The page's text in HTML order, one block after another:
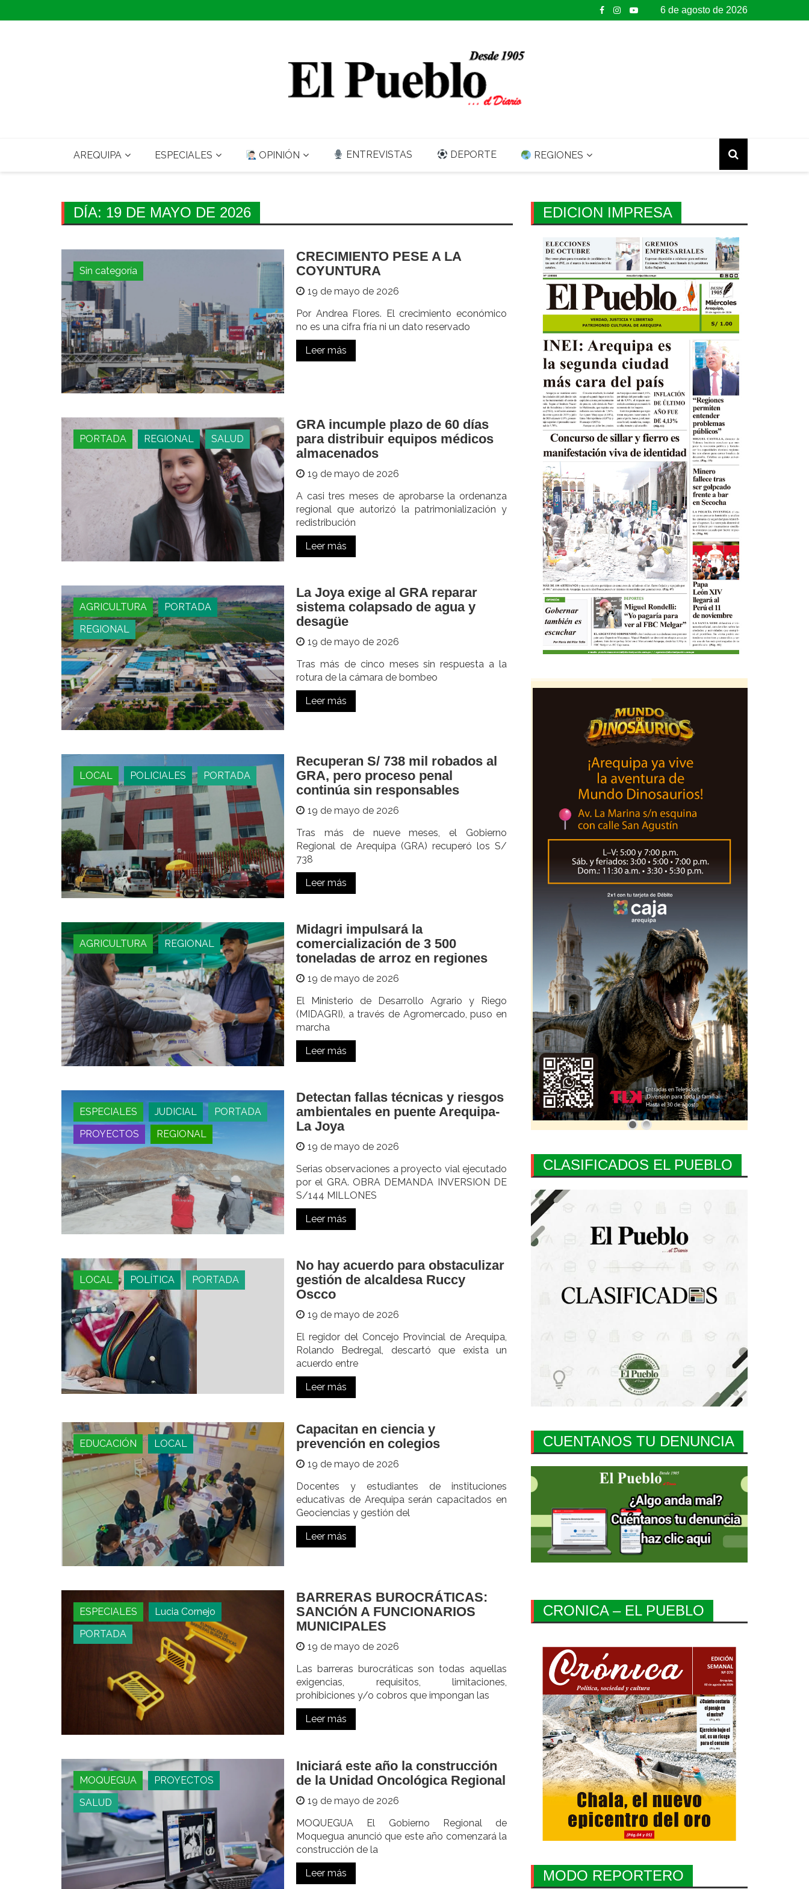
to
6 de agosto de 2026
AREQUIPA ESPECIALES OPINIÓN ENTREVISTAS DEPORTE REGIONES
DÍA: 19 DE MAYO DE 2026
Sin categoría
CRECIMIENTO PESE A LA
COYUNTURA
19 de mayo de 2026
Por Andrea Flores. El crecimiento económico
no es una cifra fría ni un dato reservado
Leer más
PORTADA REGIONAL SALUD
GRA incumple plazo de 60 días
para distribuir equipos médicos
almacenados
19 de mayo de 2026
A casi tres meses de aprobarse la ordenanza
regional que autorizó la patrimonialización y
redistribución
Leer más
AGRICULTURA
PORTADA
REGIONAL
La Joya exige al GRA reparar
sistema colapsado de agua y
desagüe
19 de mayo de 2026
Tras más de cinco meses sin respuesta a la
rotura de la cámara de bombeo
Leer más
LOCAL POLICIALES PORTADA
Recuperan S/ 738 mil robados al
GRA, pero proceso penal
continúa sin responsables
19 de mayo de 2026
Tras más de nueve meses, el Gobierno
Regional de Arequipa (GRA) recuperó los S/
738
Leer más
AGRICULTURA REGIONAL
Midagri impulsará la
comercialización de 3 500
toneladas de arroz en regiones
19 de mayo de 2026
El Ministerio de Desarrollo Agrario y Riego
(MIDAGRI), a través de Agromercado, puso en
marcha
Leer más
ESPECIALES JUDICIAL
PORTADA
PROYECTOS
REGIONAL
Detectan fallas técnicas y riesgos
ambientales en puente Arequipa-
La Joya
19 de mayo de 2026
Serias observaciones a proyecto vial ejecutado
por el GRA. OBRA DEMANDA INVERSION DE
S/144 MILLONES
Leer más
LOCAL POLÍTICA PORTADA
No hay acuerdo para obstaculizar
gestión de alcaldesa Ruccy
Oscco
19 de mayo de 2026
El regidor del Concejo Provincial de Arequipa,
Rolando Bedregal, descartó que exista un
acuerdo entre
Leer más
EDUCACIÓN LOCAL
Capacitan en ciencia y
prevención en colegios
19 de mayo de 2026
Docentes y estudiantes de instituciones
educativas de Arequipa serán capacitados en
Geociencias y gestión del
Leer más
ESPECIALES
Lucia Cornejo
PORTADA
BARRERAS BUROCRÁTICAS:
SANCIÓN A FUNCIONARIOS
MUNICIPALES
19 de mayo de 2026
Las barreras burocráticas son todas aquellas
exigencias, requisitos, limitaciones,
prohibiciones y/o cobros que impongan las
Leer más
MOQUEGUA
PROYECTOS
SALUD
Iniciará este año la construcción
de la Unidad Oncológica Regional
19 de mayo de 2026
MOQUEGUA El Gobierno Regional de
Moquegua anunció que este año comenzará la
construcción de la
Leer más
EDICION IMPRESA
CLASIFICADOS EL PUEBLO
CUENTANOS TU DENUNCIA
CRONICA – EL PUEBLO
MODO REPORTERO